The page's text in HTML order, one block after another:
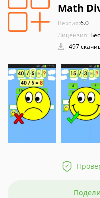
Math
Версия:6.0
Лицензия:
497